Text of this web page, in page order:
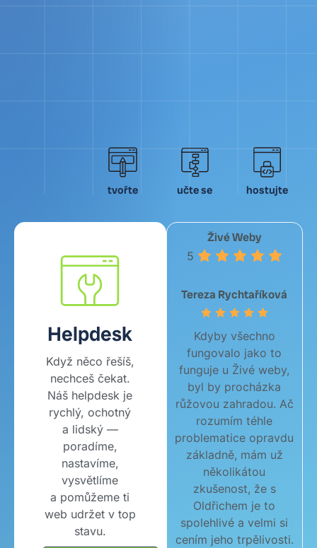
tvořte učte se hostujte
Helpdesk
Když něco řešíš,
nechceš čekat.
Náš helpdesk je
rychlý, ochotný
a lidský —
poradíme,
nastavíme,
vysvětlíme
a pomůžeme ti
web udržet v top
stavu.
Živé Weby
5
Tereza Rychtaříková
Kdyby všechno
fungovalo jako to
funguje u Živé weby,
byl by procházka
růžovou zahradou. Ač
rozumím téhle
problematice opravdu
základně, mám už
několikátou
zkušenost, že s
Oldřichem je to
spolehlivé a velmi si
cením jeho trpělivosti.